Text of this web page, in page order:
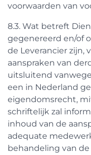
voorwaarden van
8.3. Wat betreft
gegenereerd en/of
de Leverancier zijn,
aanspraken van
uitsluitend
een in Nederland
eigendomsrecht,
schriftelijk zal
inhoud van de
adequate
behandeling van